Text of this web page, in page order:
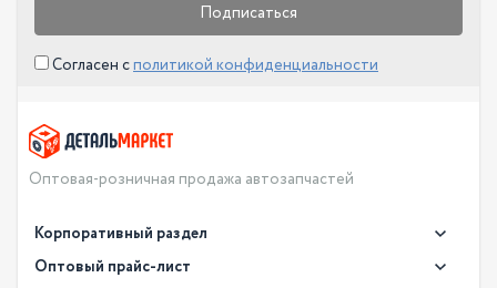
Подписаться
Согласен сполитикой конфиденциальности
Оптовая-розничная продажа автозапчастей
Корпоративный раздел
Новости
Оптовый прайс-лист